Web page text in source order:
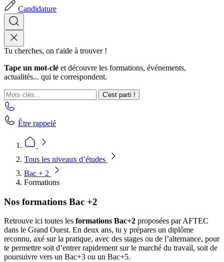
Candidature
Tu cherches, on t'aide à trouver !
Tape un mot-clé et découvre les formations, événements,
actualités... qui te correspondent.
C'est parti !
Être rappelé
Tous les niveaux d’études
Bac + 2
Formations
Nos formations Bac +2
Retrouve ici toutes les formations Bac+2 proposées par AFTEC
dans le Grand Ouest. En deux ans, tu y prépares un diplôme
reconnu, axé sur la pratique, avec des stages ou de l’alternance, pour
te permettre soit d’entrer rapidement sur le marché du travail, soit de
poursuivre vers un Bac+3 ou un Bac+5.